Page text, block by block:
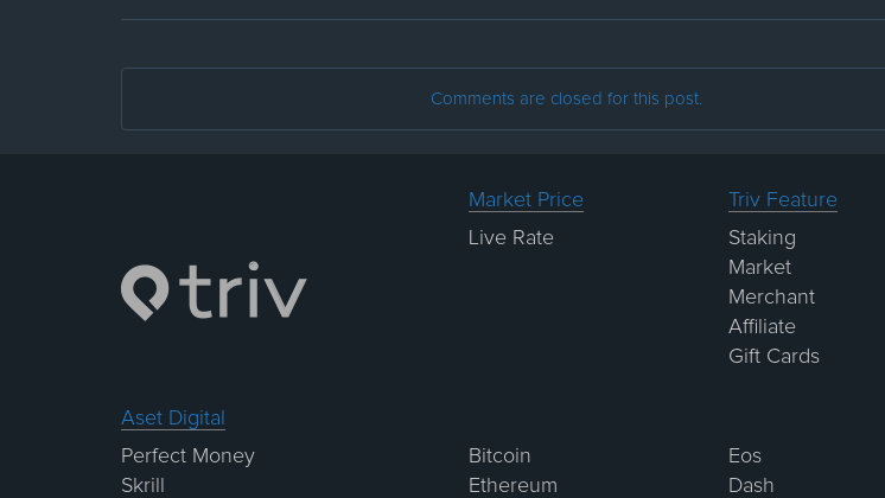
Comments are closed for this post.
Market Price
Live Rate
Triv Feature
Staking
Market
Merchant
Affiliate
Gift Cards
Aset Digital
Perfect Money
Skrill
Bitcoin
Ethereum
Eos
Dash